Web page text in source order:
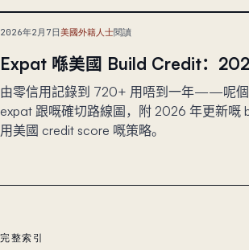
2026年2月7日美國外籍人士閱讀
Expat 喺美國 Build Credit：
由零信用記錄到 720+ 用唔到一年——呢個
expat 跟嘅確切路線圖，附 2026 年更新嘅
用美國 credit score 嘅策略。
完整索引